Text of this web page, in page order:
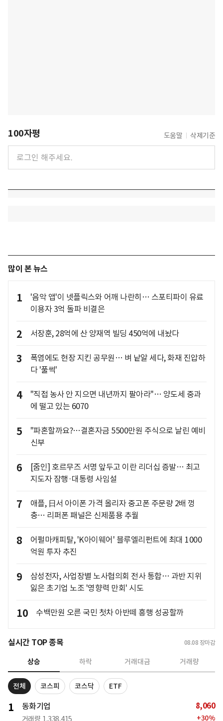
100자평 도움말 삭제기준
많이 본 뉴스
1
'음악 앱'이 넷플릭스와 어깨 나란히… 스포티파이 유료
이용자 3억 돌파 비결은
2 서장훈, 28억에 산 양재역 빌딩 450억에 내놨다
3
폭염에도 현장 지킨 공무원… 벼 낱알 세다, 화재 진압하
다 '풀썩'
4
"직접 농사 안 지으면 내년까지 팔아라"… 양도세 중과
에 떨고 있는 6070
5
"파혼할까요?…결혼자금 5500만원 주식으로 날린 예비
신부
6
[줌인] 호르무즈 서명 앞두고 이란 리더십 증발… 최고
지도자 잠행·대통령 사임설
7
애플, 日서 아이폰 가격 올리자 중고폰 주문량 2배 껑
충… 리퍼폰 패널은 신제품용 추월
8
어펄마캐피탈, 'K아이웨어' 블루엘리펀트에 최대 1000
억원 투자 추진
9
삼성전자, 사업장별 노사협의회 전사 통합… 과반 지위
잃은 초기업 노조 '영향력 만회' 시도
10 수백만원 오른 국민 첫차 아반떼 흥행 성공할까
실시간 TOP 종목 08.08 장마감
상승 하락 거래대금 거래량
전체 코스피 코스닥 ETF
1 동화기업
거래량 1,338,415
8,060
+30%